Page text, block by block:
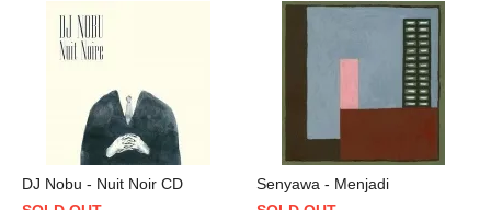
DJ Nobu - Nuit Noir CD
Senyawa - Menjadi